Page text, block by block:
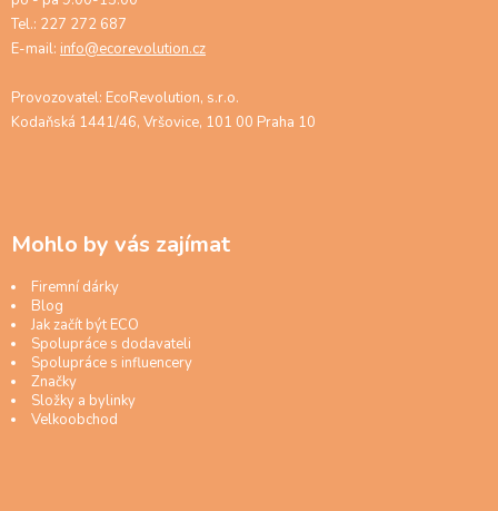
Tel.: 227 272 687
E-mail: info@ecorevolution.cz
Provozovatel: EcoRevolution, s.r.o.
Kodaňská 1441/46, Vršovice, 101 00 Praha 10
Mohlo by vás zajímat
Firemní dárky
Blog
Jak začít být ECO
Spolupráce s dodavateli
Spolupráce s influencery
Značky
Složky a bylinky
Velkoobchod